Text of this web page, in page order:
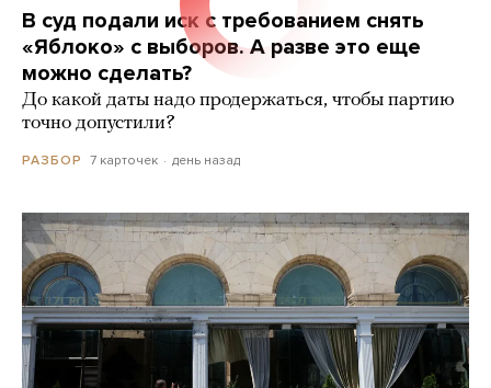
В суд подали иск с требованием снять
«Яблоко» с выборов. А разве это еще
можно сделать?
До какой даты надо продержаться, чтобы партию
точно допустили?
РАЗБОР 7 карточек день назад